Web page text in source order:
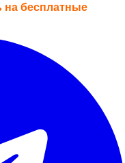
на бесплатные